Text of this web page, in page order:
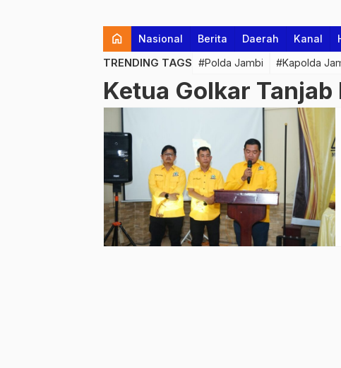
home Nasional Berita Daerah Kanal
TRENDING TAGS #Polda Jambi #Kapolda
Ketua Golkar Tanjab